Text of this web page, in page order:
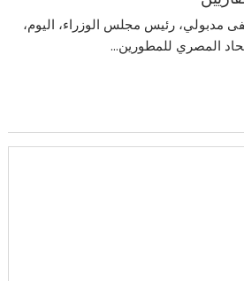
رئيس مجلس الوزراء، اليوم،
المصري للمطورين...